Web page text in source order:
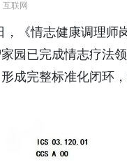
联网
，《情志健康调理师
园已完成情志疗法
成完整标准化闭环